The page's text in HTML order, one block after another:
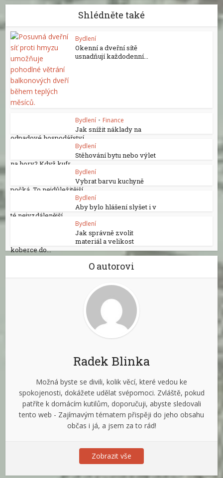
Shlédněte také
Bydlení
Okenní a dveřní sítě
usnadňují každodenní...
Bydlení • Finance
Jak snížit náklady na
odpadové hospodářství...
Bydlení
Stěhování bytu nebo výlet
na hory? Když kufr...
Bydlení
Vybrat barvu kuchyně
počká. To nejdůležitější...
Bydlení
Aby bylo hlášení slyšet i v
té nejvzdálenější...
Bydlení
Jak správně zvolit
materiál a velikost
koberce do...
O autorovi
Radek Blinka
Možná byste se divili, kolik věcí, které vedou ke
spokojenosti, dokážete udělat svépomoci. Zvláště, pokud
patříte k domácím kutilům, doporučuji, abyste sledovali
tento web - Zajímavým tématem přispěji do jeho obsahu
občas i já, a jsem za to rád!
Zobrazit vše